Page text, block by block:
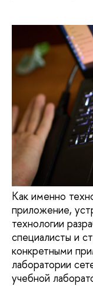
Как именно
приложение,
технологии
специалисты и
конкретными
лаборатории
учебной